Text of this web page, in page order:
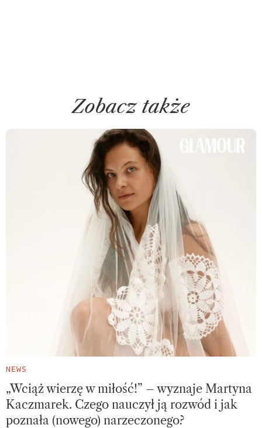
Zobacz także
NEWS
„Wciąż wierzę w miłość!” – wyznaje Martyna
Kaczmarek. Czego nauczył ją rozwód i jak
poznała (nowego) narzeczonego?